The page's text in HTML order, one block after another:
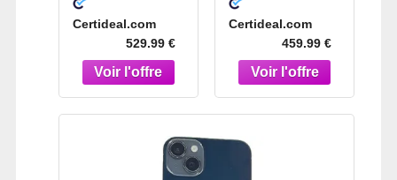
Violet intense
Certideal.com
529.99 €
Certideal.com
459.99 €